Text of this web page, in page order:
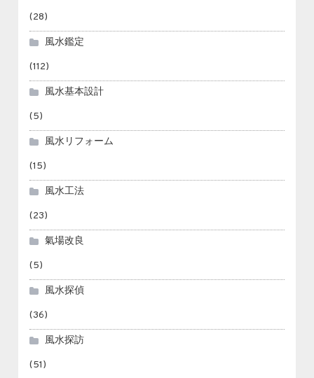
(28)
風水鑑定
(112)
風水基本設計
(5)
風水リフォーム
(15)
風水工法
(23)
氣場改良
(5)
風水探偵
(36)
風水探訪
(51)